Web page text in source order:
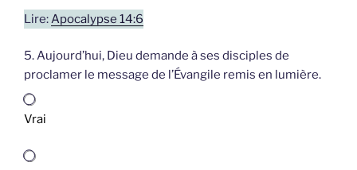
Lire: Apocalypse 14:6
5. Aujourd’hui, Dieu demande à ses disciples de
proclamer le message de l’Évangile remis en lumière.
Vrai